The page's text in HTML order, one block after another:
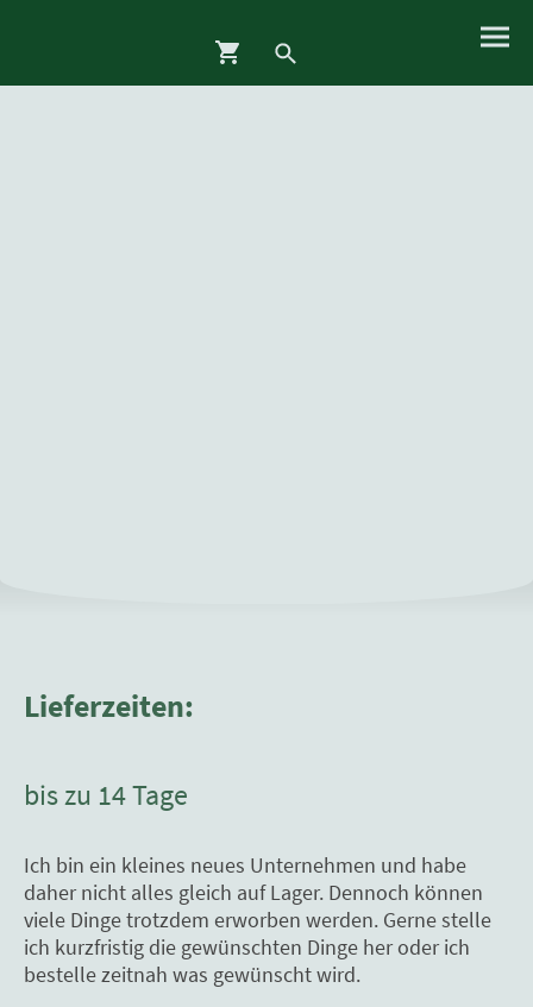
Lieferzeiten:
bis zu 14 Tage
Ich bin ein kleines neues Unternehmen und habe
daher nicht alles gleich auf Lager. Dennoch können
viele Dinge trotzdem erworben werden. Gerne stelle
ich kurzfristig die gewünschten Dinge her oder ich
bestelle zeitnah was gewünscht wird.